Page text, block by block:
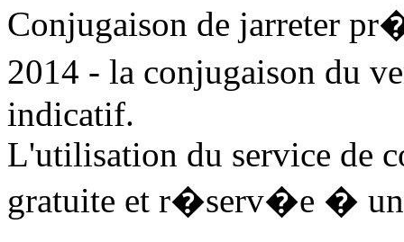
Conjugaison de jarreter
2014 - la conjugaison du
indicatif.
L'utilisation du service de
gratuite et r�serv�e � un